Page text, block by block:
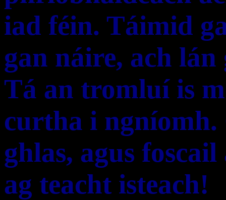
iad féin. Táimid
gan náire, ach lán
Tá an tromluí is
curtha i
ghlas, agus
ag teacht isteach!